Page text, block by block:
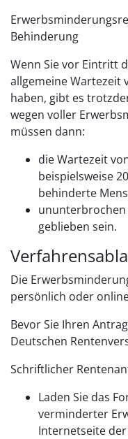
Behinderung
Wenn Sie vor Eintritt
allgemeine Wartezeit
haben, gibt es
wegen voller
müssen dann:
die Wartezeit
beispielsweise
behinderte
geblieben sein.
Die
persönlich oder
Bevor Sie Ihren
Deutschen
Schriftlicher
Laden Sie das
verminderter
Internetseite